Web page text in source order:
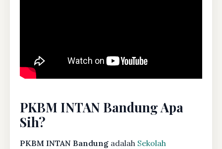
PKBM INTAN Bandung Apa
Sih?
PKBM INTAN Bandung adalah Sekolah